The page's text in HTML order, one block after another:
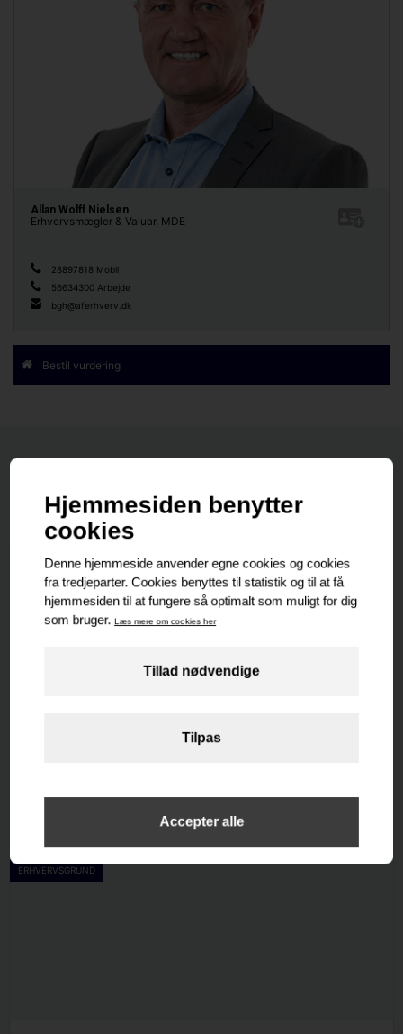
Allan Wolff Nielsen
Erhvervsmægler & Valuar, MDE
28897818 Mobil
56634300 Arbejde
bgh@aferhverv.dk
Bestil vurdering
Senest solgte
Senest udlejet
Afkast i % -0.3
ERHVERVSGRUND